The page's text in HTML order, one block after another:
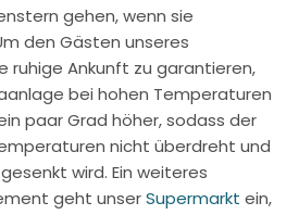
gehen, wenn sie
den Gästen unseres
ruhige Ankunft zu garantieren,
bei hohen Temperaturen
paar Grad höher, sodass der
nicht überdreht und
wird. Ein weiteres
geht unserSupermarkt ein,